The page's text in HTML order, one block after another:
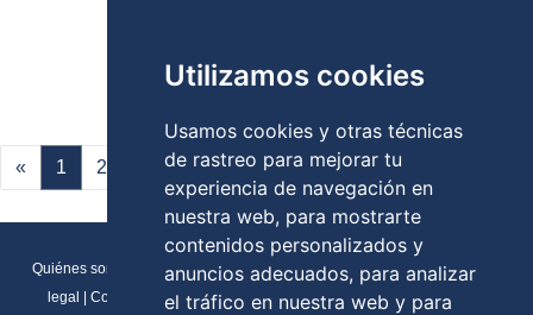
Utilizamos cookies
Usamos cookies y otras técnicas
de rastreo para mejorar tu
experiencia de navegación en
nuestra web, para mostrarte
contenidos personalizados y
anuncios adecuados, para analizar
el tráfico en nuestra web y para
« 1 2 4 5 »
Quiénes somos Direcciones y contactos|Formulario de contacto|Aviso
legal | Condiciones generales de venta|Política de cookies|RGPD